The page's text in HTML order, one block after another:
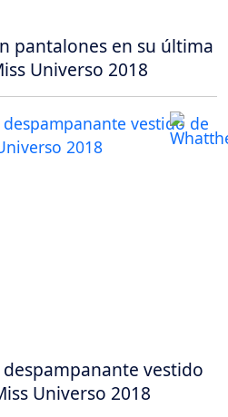
pantalones en su última
Universo 2018
vestido
Universo 2018